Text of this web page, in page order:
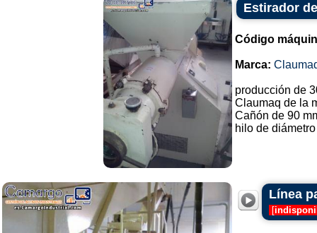
Estirador
Código
Marca:
producción de
Claumaq de la
Cañón de 90
hilo de
Línea
[